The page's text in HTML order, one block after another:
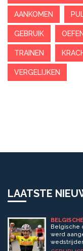
AANKOMEN
GEBRUIK
TRAINEN
VERGELIJKEN
LAATSTE
Belgische
werd